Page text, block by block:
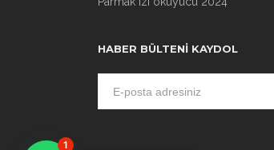
HABER BÜLTENI KAYDOL
1